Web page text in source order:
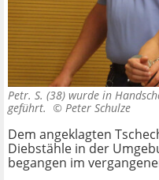
Petr. S. (38) wurde in
geführt. © Peter Schulze
Dem angeklagten
Diebstähle in der
begangen im